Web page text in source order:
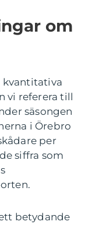
om
kvantitativa
vi referera till
säsongen
i Örebro
per
siffra som
betydande